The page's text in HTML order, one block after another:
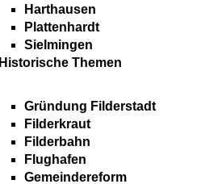
Harthausen
Plattenhardt
Sielmingen
Historische Themen
Gründung Filderstadt
Filderkraut
Filderbahn
Flughafen
Gemeindereform